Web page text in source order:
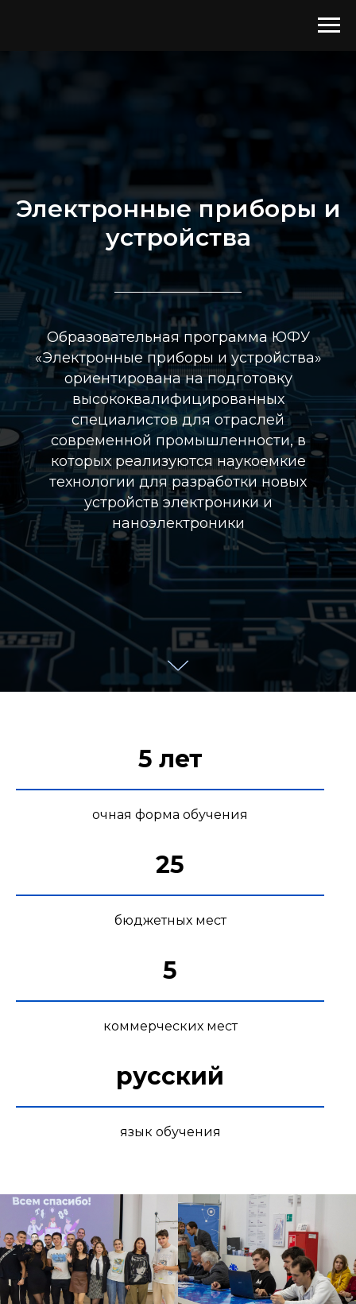
Электронные приборы и
устройства
Образовательная программа ЮФУ
«Электронные приборы и устройства»
ориентирована на подготовку
высококвалифицированных
специалистов для отраслей
современной промышленности, в
которых реализуются наукоемкие
технологии для разработки новых
устройств электроники и
наноэлектроники
5 лет
очная форма обучения
25
бюджетных мест
5
коммерческих мест
русский
язык обучения